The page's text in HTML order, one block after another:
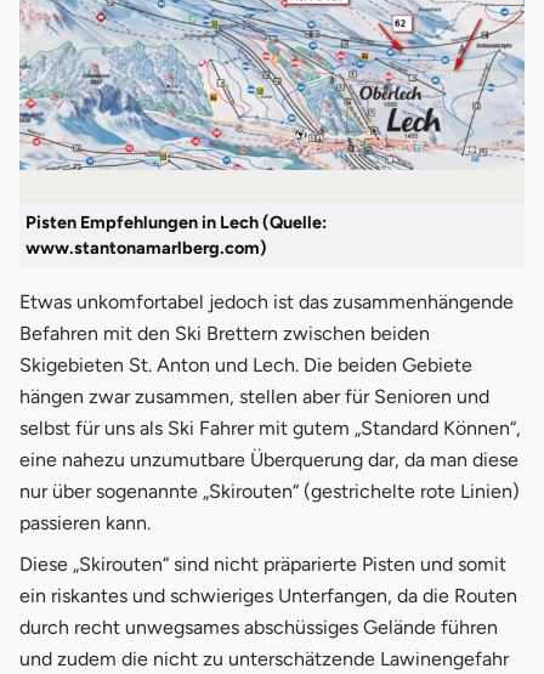
Pisten Empfehlungen in Lech (Quelle:
www.stantonamarlberg.com)
Etwas unkomfortabel jedoch ist das zusammenhängende
Befahren mit den Ski Brettern zwischen beiden
Skigebieten St. Anton und Lech. Die beiden Gebiete
hängen zwar zusammen, stellen aber für Senioren und
selbst für uns als Ski Fahrer mit gutem „Standard Können“,
eine nahezu unzumutbare Überquerung dar, da man diese
nur über sogenannte „Skirouten“ (gestrichelte rote Linien)
passieren kann.
Diese „Skirouten“ sind nicht präparierte Pisten und somit
ein riskantes und schwieriges Unterfangen, da die Routen
durch recht unwegsames abschüssiges Gelände führen
und zudem die nicht zu unterschätzende Lawinengefahr